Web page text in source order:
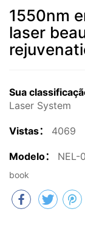
1550nm
laser
Sua
Laser System
Vistas： 4069
Modelo： NEL-
book